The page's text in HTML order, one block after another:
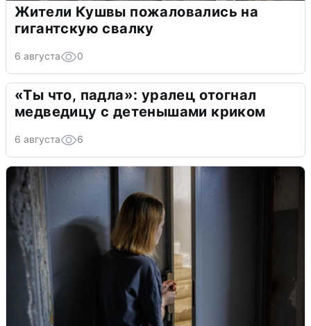
Жители Кушвы пожаловались на
гигантскую свалку
6 августа 0
«Ты что, падла»: уралец отогнал
медведицу с детенышами криком
6 августа 6